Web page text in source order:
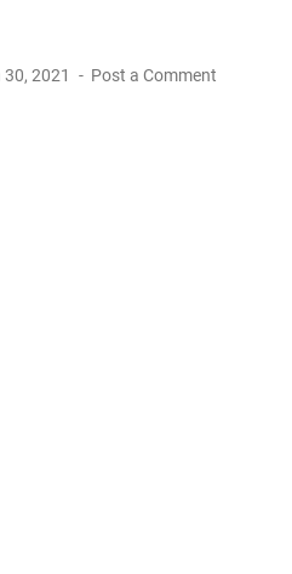
2021 Post a Comment